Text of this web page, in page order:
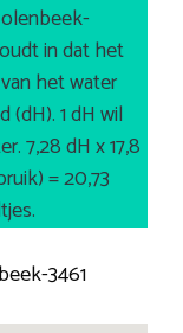
in dat het
het water
1 dH wil
7,28 dH x 17,8
= 20,73